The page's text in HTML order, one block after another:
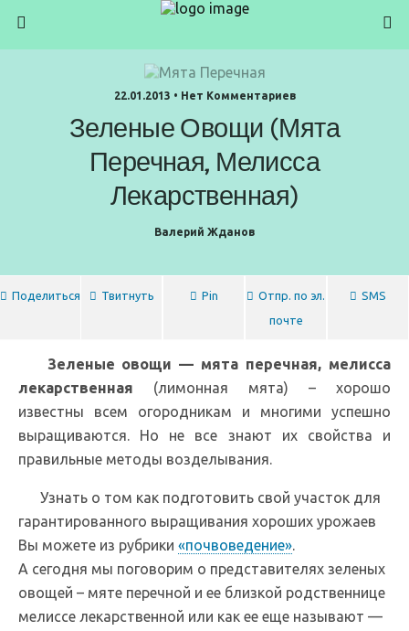
22.01.2013 • Нет Комментариев
Зеленые Овощи (мята
Перечная, Мелисса
Лекарственная)
Валерий Жданов
Поделиться Твитнуть Pin
Отпр. по эл.
почте
SMS
Зеленые овощи — мята перечная, мелисса
лекарственная (лимонная мята) – хорошо
известны всем огородникам и многими успешно
выращиваются. Но не все знают их свойства и
правильные методы возделывания.
Узнать о том как подготовить свой участок для
гарантированного выращивания хороших урожаев
Вы можете из рубрики «почвоведение».
А сегодня мы поговорим о представителях зеленых
овощей – мяте перечной и ее близкой родственнице
мелиссе лекарственной или как ее еще называют —